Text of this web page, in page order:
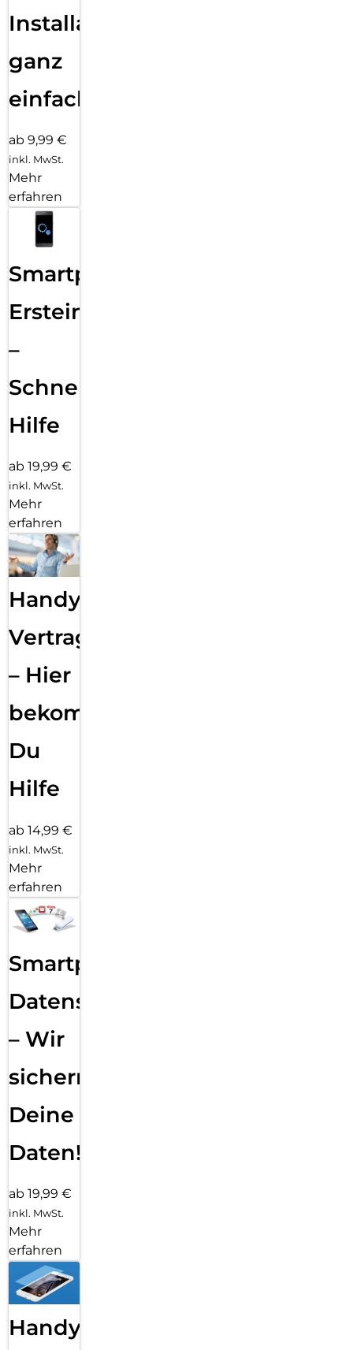
Installation
ganz
einfach
ab 9,99 €
inkl. MwSt.
Mehr
erfahren
Smartphone
Ersteinrichtung
–
Schnelle
Hilfe
ab 19,99 €
inkl. MwSt.
Mehr
erfahren
Handy
Vertragsabwicklung
– Hier
bekommst
Du
Hilfe
ab 14,99 €
inkl. MwSt.
Mehr
erfahren
Smartphone
Datensicherung
– Wir
sichern
Deine
Daten!
ab 19,99 €
inkl. MwSt.
Mehr
erfahren
Handy